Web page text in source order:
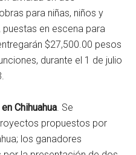
para niñas, niños y
en escena para
$27,500.00 pesos
durante el 1 de julio
Chihuahua. Se
propuestos por
los ganadores